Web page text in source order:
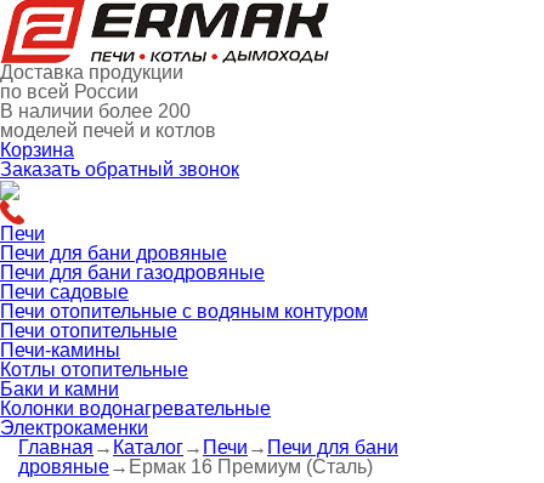
Доставка продукции
по всей России
В наличии более 200
моделей печей и котлов
Корзина
Заказать обратный звонок
Печи
Печи для бани дровяные
Печи для бани газодровяные
Печи садовые
Печи отопительные c водяным контуром
Печи отопительные
Печи-камины
Котлы отопительные
Баки и камни
Колонки водонагревательные
Электрокаменки
Главная → Каталог→ Печи → Печи для бани
дровяные→ Ермак 16 Премиум (Сталь)